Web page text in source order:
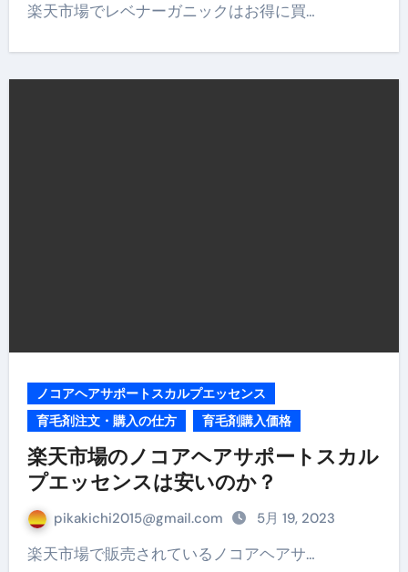
楽天市場でレベナーガニックはお得に買…
ノコアヘアサポートスカルプエッセンス
育毛剤注文・購入の仕方
育毛剤購入価格
楽天市場のノコアヘアサポートスカル
プエッセンスは安いのか？
pikakichi2015@gmail.com 5月 19, 2023
楽天市場で販売されているノコアヘアサ…